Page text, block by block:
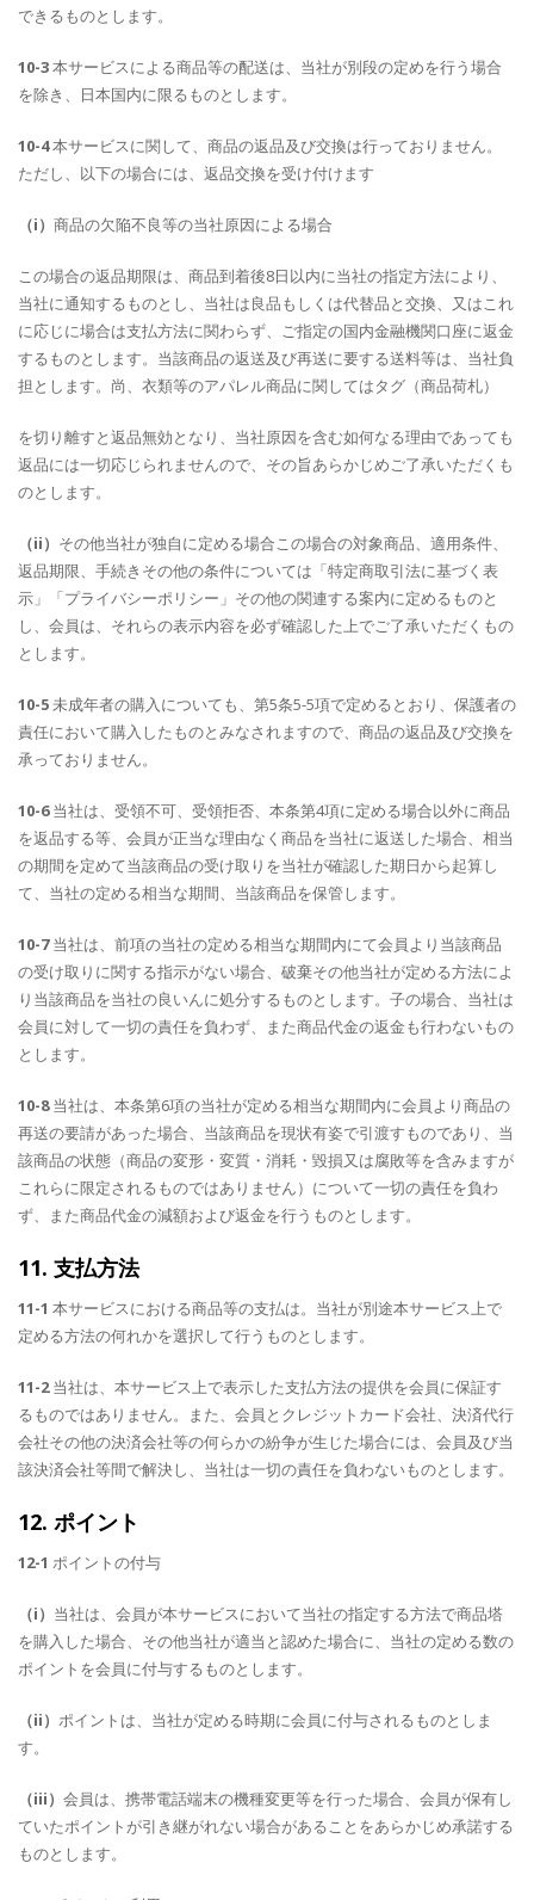
できるものとします。
10-3本サービスによる商品等の配送は、当社が別段の定めを行う場合
を除き、日本国内に限るものとします。
10-4本サービスに関して、商品の返品及び交換は行っておりません。
ただし、以下の場合には、返品交換を受け付けます
（i） 商品の欠陥不良等の当社原因による場合
この場合の返品期限は、商品到着後8日以内に当社の指定方法により、
当社に通知するものとし、当社は良品もしくは代替品と交換、又はこれ
に応じに場合は支払方法に関わらず、ご指定の国内金融機関口座に返金
するものとします。当該商品の返送及び再送に要する送料等は、当社負
担とします。尚、衣類等のアパレル商品に関してはタグ（商品荷札）
を切り離すと返品無効となり、当社原因を含む如何なる理由であっても
返品には一切応じられませんので、その旨あらかじめご了承いただくも
のとします。
（ii） その他当社が独自に定める場合この場合の対象商品、適用条件、
返品期限、手続きその他の条件については「特定商取引法に基づく表
示」「プライバシーポリシー」その他の関連する案内に定めるものと
し、会員は、それらの表示内容を必ず確認した上でご了承いただくもの
とします。
10-5未成年者の購入についても、第5条5-5項で定めるとおり、保護者の
責任において購入したものとみなされますので、商品の返品及び交換を
承っておりません。
10-6当社は、受領不可、受領拒否、本条第4項に定める場合以外に商品
を返品する等、会員が正当な理由なく商品を当社に返送した場合、相当
の期間を定めて当該商品の受け取りを当社が確認した期日から起算し
て、当社の定める相当な期間、当該商品を保管します。
10-7当社は、前項の当社の定める相当な期間内にて会員より当該商品
の受け取りに関する指示がない場合、破棄その他当社が定める方法によ
り当該商品を当社の良いんに処分するものとします。子の場合、当社は
会員に対して一切の責任を負わず、また商品代金の返金も行わないもの
とします。
10-8当社は、本条第6項の当社が定める相当な期間内に会員より商品の
再送の要請があった場合、当該商品を現状有姿で引渡すものであり、当
該商品の状態（商品の変形・変質・消耗・毀損又は腐敗等を含みますが
これらに限定されるものではありません）について一切の責任を負わ
ず、また商品代金の減額および返金を行うものとします。
11. 支払方法
11-1 本サービスにおける商品等の支払は。当社が別途本サービス上で
定める方法の何れかを選択して行うものとします。
11-2当社は、本サービス上で表示した支払方法の提供を会員に保証す
るものではありません。また、会員とクレジットカード会社、決済代行
会社その他の決済会社等の何らかの紛争が生じた場合には、会員及び当
該決済会社等間で解決し、当社は一切の責任を負わないものとします。
12. ポイント
12-1 ポイントの付与
（i） 当社は、会員が本サービスにおいて当社の指定する方法で商品塔
を購入した場合、その他当社が適当と認めた場合に、当社の定める数の
ポイントを会員に付与するものとします。
（ii） ポイントは、当社が定める時期に会員に付与されるものとしま
す。
（iii） 会員は、携帯電話端末の機種変更等を行った場合、会員が保有し
ていたポイントが引き継がれない場合があることをあらかじめ承諾する
ものとします。